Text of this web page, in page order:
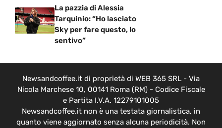
La pazzia di Alessia
Tarquinio: “Ho lasciato
Sky per fare questo, lo
sentivo”
Newsandcoffee.it di proprietà di WEB 365 SRL - Via
Nicola Marchese 10, 00141 Roma (RM) - Codice Fiscale
e Partita I.V.A. 12279101005
Newsandcoffee.it non è una testata giornalistica, in
quanto viene aggiornato senza alcuna periodicità. Non